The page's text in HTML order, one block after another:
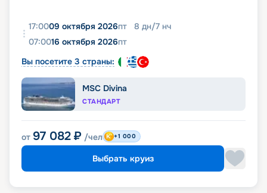
17:0009 октября 2026пт 8 дн/7 нч
07:0016 октября 2026пт
Вы посетите 3 страны:
MSC Divina
СТАНДАРТ
от 97 082 ₽ /чел +1 000
Выбрать круиз